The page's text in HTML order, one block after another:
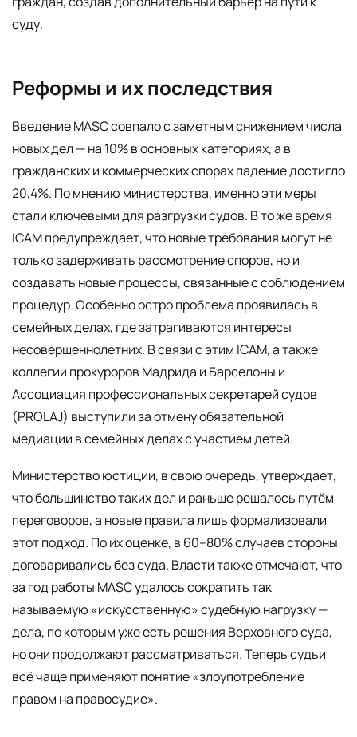
суду.
Реформы и их последствия
Введение MASC совпало с заметным снижением числа
новых дел — на 10% в основных категориях, а в
гражданских и коммерческих спорах падение достигло
20,4%. По мнению министерства, именно эти меры
стали ключевыми для разгрузки судов. В то же время
ICAM предупреждает, что новые требования могут не
только задерживать рассмотрение споров, но и
создавать новые процессы, связанные с соблюдением
процедур. Особенно остро проблема проявилась в
семейных делах, где затрагиваются интересы
несовершеннолетних. В связи с этим ICAM, а также
коллегии прокуроров Мадрида и Барселоны и
Ассоциация профессиональных секретарей судов
(PROLAJ) выступили за отмену обязательной
медиации в семейных делах с участием детей.
Министерство юстиции, в свою очередь, утверждает,
что большинство таких дел и раньше решалось путём
переговоров, а новые правила лишь формализовали
этот подход. По их оценке, в 60–80% случаев стороны
договаривались без суда. Власти также отмечают, что
за год работы MASC удалось сократить так
называемую «искусственную» судебную нагрузку —
дела, по которым уже есть решения Верховного суда,
но они продолжают рассматриваться. Теперь судьи
всё чаще применяют понятие «злоупотребление
правом на правосудие».